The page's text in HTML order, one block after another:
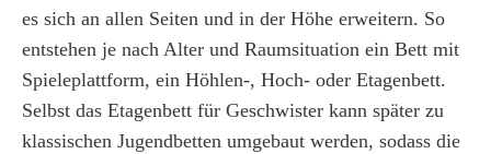
es sich an allen Seiten und in der Höhe erweitern. So
entstehen je nach Alter und Raumsituation ein Bett mit
Spieleplattform, ein Höhlen-, Hoch- oder Etagenbett.
Selbst das Etagenbett für Geschwister kann später zu
klassischen Jugendbetten umgebaut werden, sodass die